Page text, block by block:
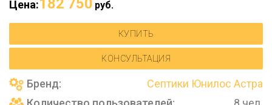
Цена:182 750 руб.
КУПИТЬ
КОНСУЛЬТАЦИЯ
Бренд:
Септики Юнилос Астра